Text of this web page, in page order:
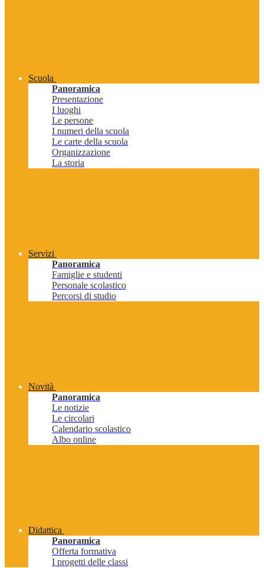
Scuola
Panoramica
Presentazione
I luoghi
Le persone
I numeri della scuola
Le carte della scuola
Organizzazione
La storia
Servizi
Panoramica
Famiglie e studenti
Personale scolastico
Percorsi di studio
Novità
Panoramica
Le notizie
Le circolari
Calendario scolastico
Albo online
Didattica
Panoramica
Offerta formativa
I progetti delle classi